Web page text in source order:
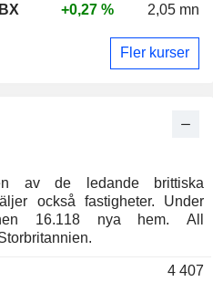
av de ledande brittiska
också fastigheter. Under
16.118 nya hem. All
4 407
+0,27 % 2,05 mn
Fler kurser